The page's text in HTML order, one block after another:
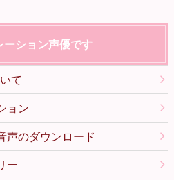
ション声優です
て
ョン
声のダウンロード
ー